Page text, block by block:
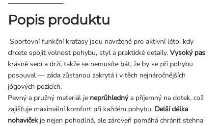
Popis produktu
Sportovní funkční kraťasy jsou navržené pro aktivní léto, kdy
chcete spojit volnost pohybu, styl a praktické detaily. Vysoký pas
krásně sedí a drží, takže se nemusíte bát, že by se při pohybu
posouval — záda zůstanou zakrytá i v těch nejnáročnějších
jógových pozicích.
Pevný a pružný materiál je neprůhlednýa příjemný na dotek, což
zajišťuje maximální komfort při každém pohybu. Delší délka
nohavičekje nejen pohodlná, ale zároveň pomáhá chránit stehna